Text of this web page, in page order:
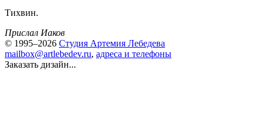
Тихвин.
Прислал Иаков
© 1995–2026 Студия Артемия Лебедева
mailbox@artlebedev.ru, адреса и телефоны
Заказать дизайн...